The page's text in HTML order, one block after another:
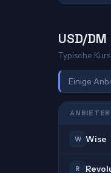
USD/
Typische
Einige
ANBIETER
W Wise
R